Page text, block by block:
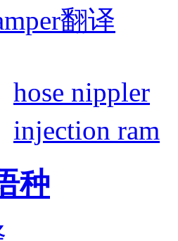
翻译
hose nippler
injection ram
种